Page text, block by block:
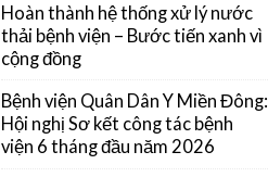
Hoàn thành hệ thống xử lý nước
thải bệnh viện – Bước tiến xanh vì
cộng đồng
Bệnh viện Quân Dân Y Miền Đông:
Hội nghị Sơ kết công tác bệnh
viện 6 tháng đầu năm 2026